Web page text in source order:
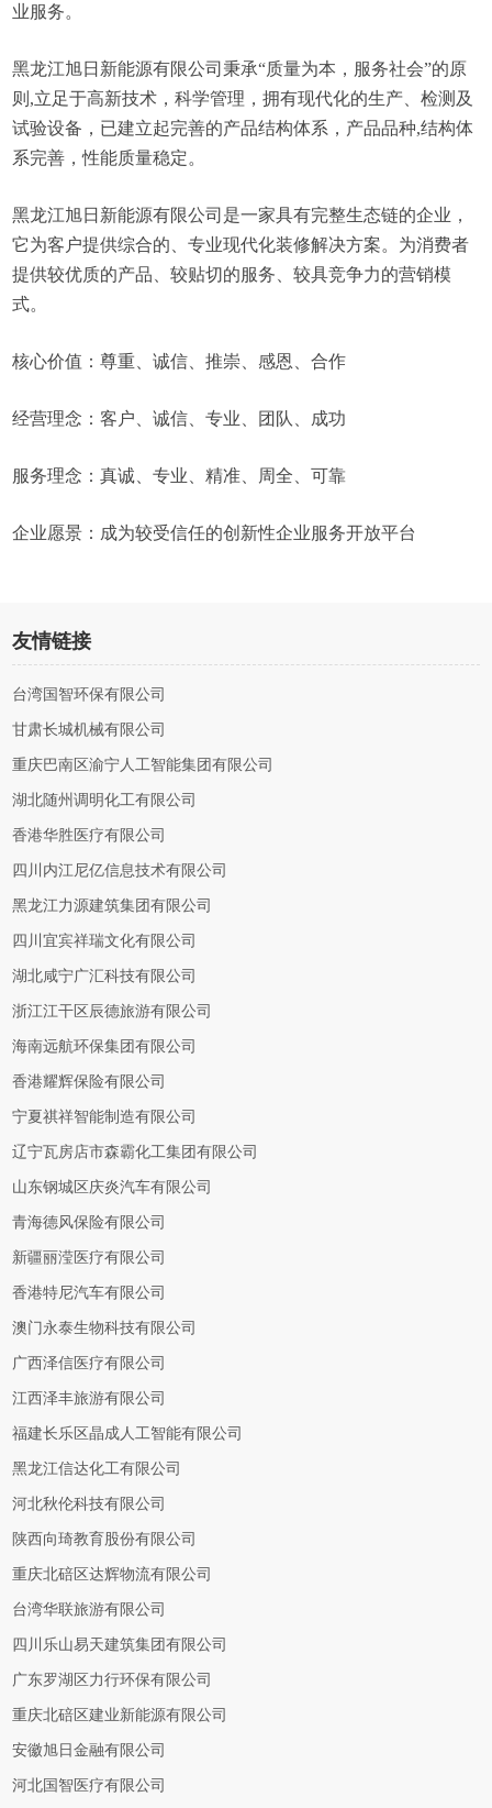
业服务。
黑龙江旭日新能源有限公司秉承“质量为本，服务社会”的原
则,立足于高新技术，科学管理，拥有现代化的生产、检测及
试验设备，已建立起完善的产品结构体系，产品品种,结构体
系完善，性能质量稳定。
黑龙江旭日新能源有限公司是一家具有完整生态链的企业，
它为客户提供综合的、专业现代化装修解决方案。为消费者
提供较优质的产品、较贴切的服务、较具竞争力的营销模
式。
核心价值：尊重、诚信、推崇、感恩、合作
经营理念：客户、诚信、专业、团队、成功
服务理念：真诚、专业、精准、周全、可靠
企业愿景：成为较受信任的创新性企业服务开放平台
友情链接
台湾国智环保有限公司
甘肃长城机械有限公司
重庆巴南区渝宁人工智能集团有限公司
湖北随州调明化工有限公司
香港华胜医疗有限公司
四川内江尼亿信息技术有限公司
黑龙江力源建筑集团有限公司
四川宜宾祥瑞文化有限公司
湖北咸宁广汇科技有限公司
浙江江干区辰德旅游有限公司
海南远航环保集团有限公司
香港耀辉保险有限公司
宁夏祺祥智能制造有限公司
辽宁瓦房店市森霸化工集团有限公司
山东钢城区庆炎汽车有限公司
青海德风保险有限公司
新疆丽滢医疗有限公司
香港特尼汽车有限公司
澳门永泰生物科技有限公司
广西泽信医疗有限公司
江西泽丰旅游有限公司
福建长乐区晶成人工智能有限公司
黑龙江信达化工有限公司
河北秋伦科技有限公司
陕西向琦教育股份有限公司
重庆北碚区达辉物流有限公司
台湾华联旅游有限公司
四川乐山易天建筑集团有限公司
广东罗湖区力行环保有限公司
重庆北碚区建业新能源有限公司
安徽旭日金融有限公司
河北国智医疗有限公司